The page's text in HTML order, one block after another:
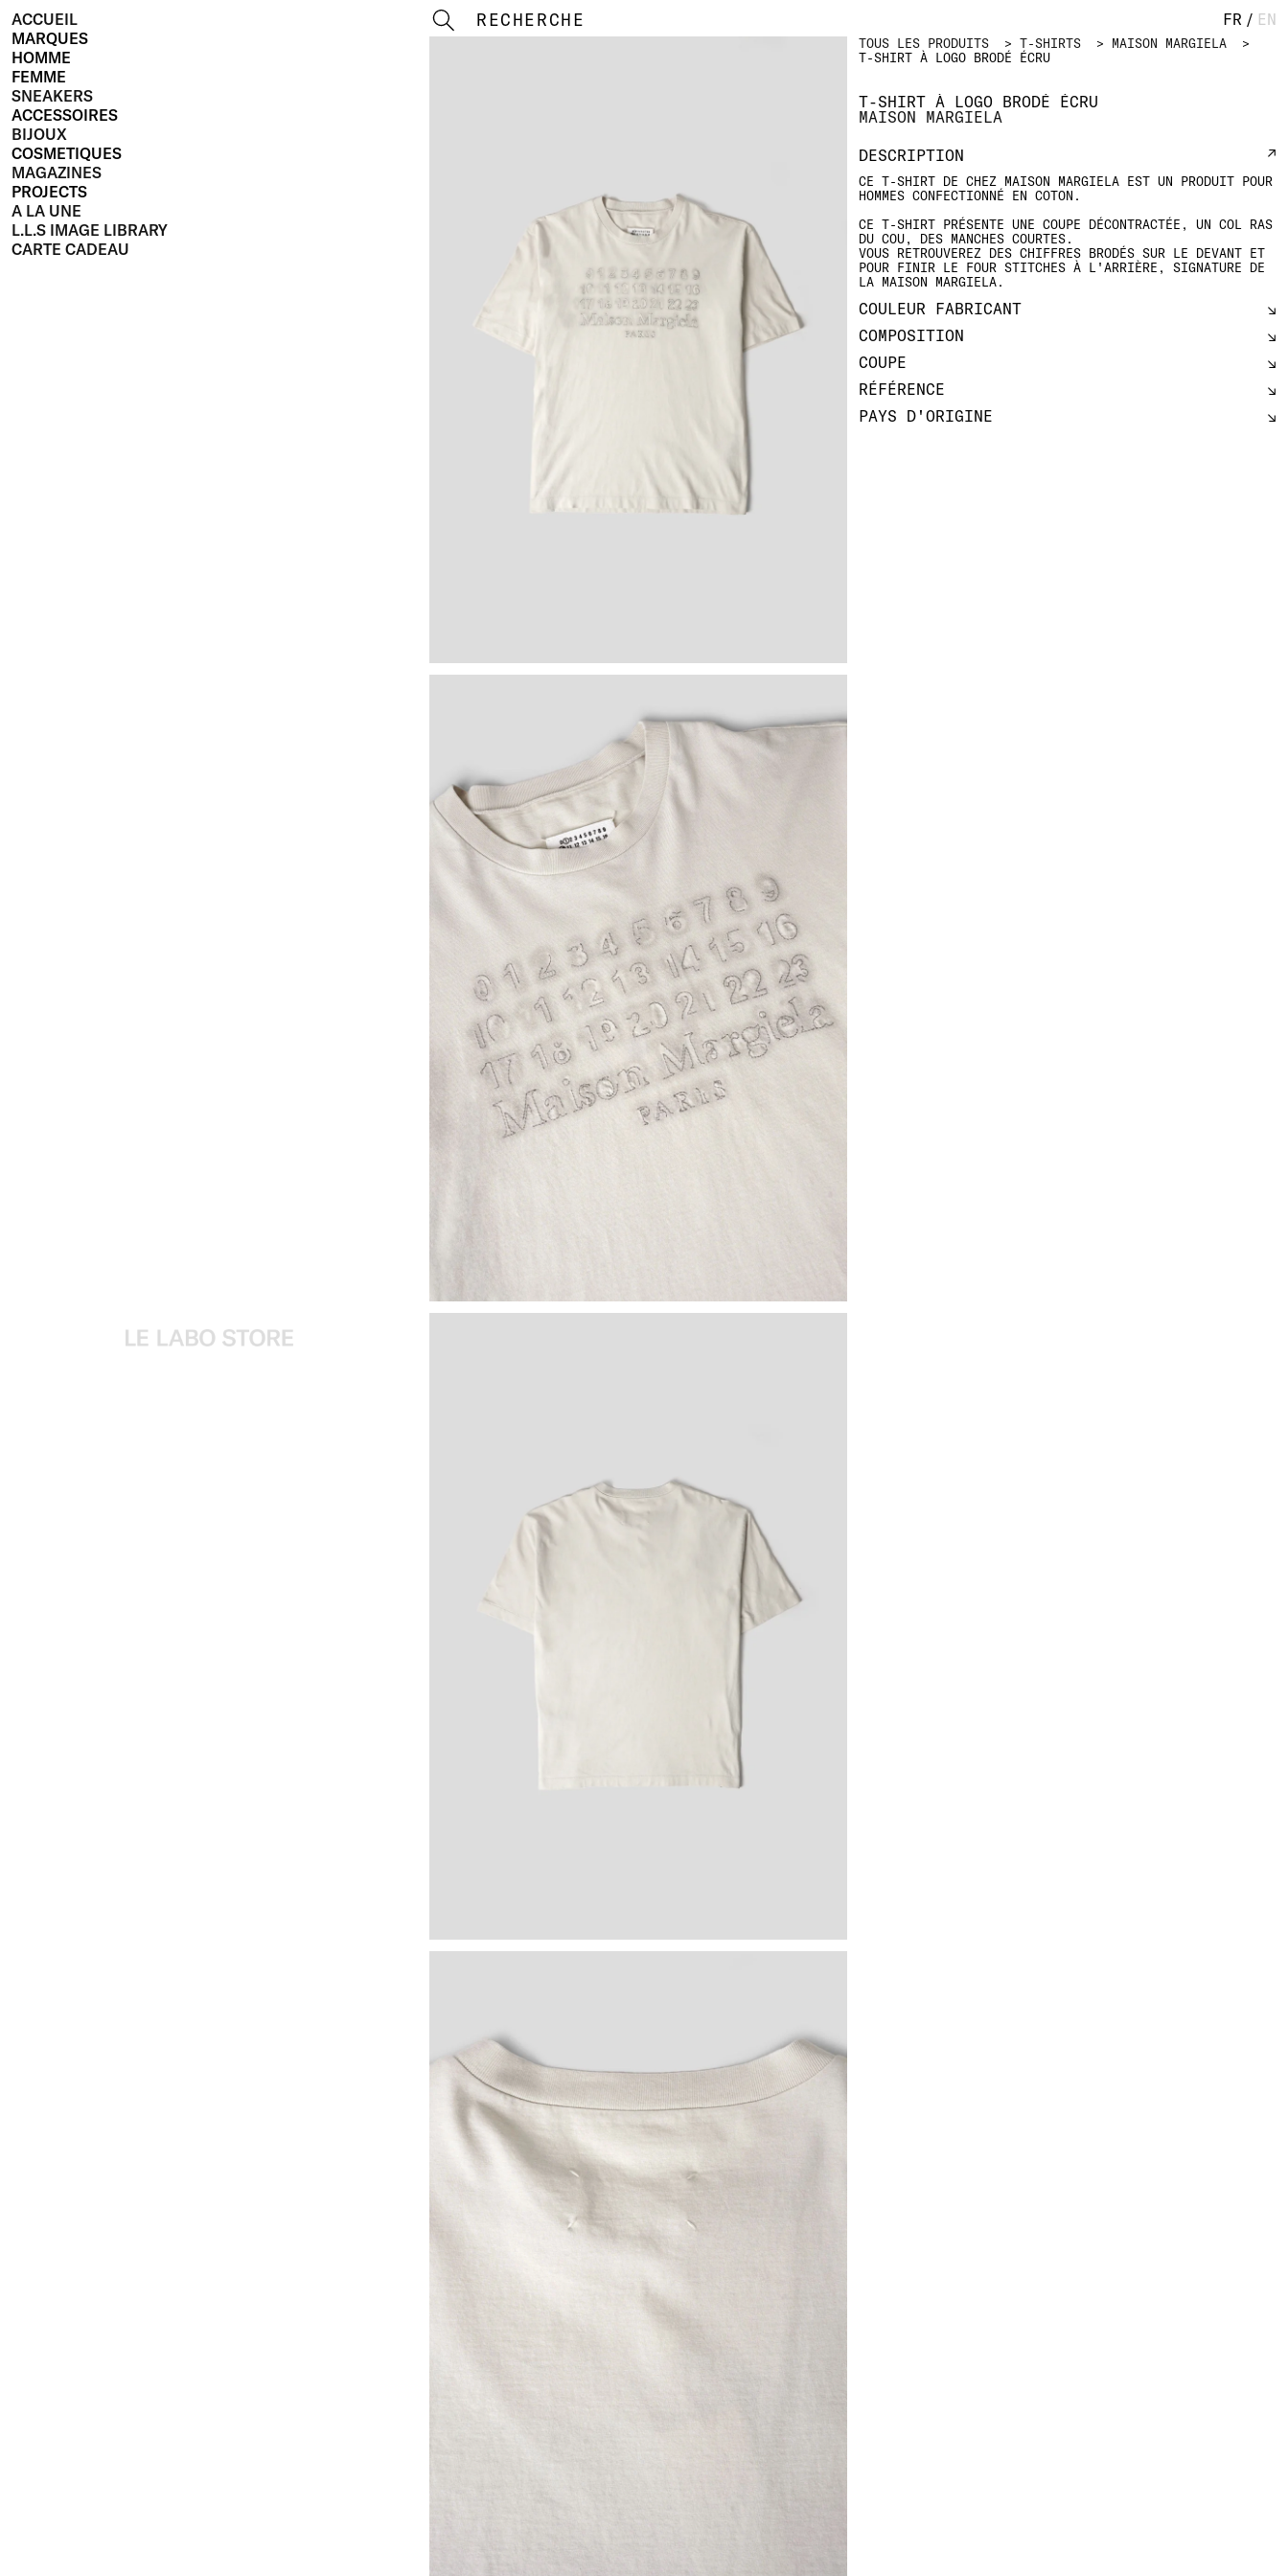
ACCUEIL
MARQUES
HOMME
FEMME
SNEAKERS
ACCESSOIRES
BIJOUX
COSMETIQUES
MAGAZINES
PROJECTS
A LA UNE
L.L.S IMAGE LIBRARY
CARTE CADEAU
RECHERCHE FR / EN
TOUS LES PRODUITS T-SHIRTS
MAISON MARGIELA
T-SHIRT À LOGO BRODÉ ÉCRU
T-SHIRT À LOGO BRODÉ ÉCRU
MAISON MARGIELA
DESCRIPTION
CE T-SHIRT DE CHEZ MAISON MARGIELA EST UN PRODUIT POUR
HOMMES CONFECTIONNÉ EN COTON.
CE T-SHIRT PRÉSENTE UNE COUPE DÉCONTRACTÉE, UN COL RAS
DU COU, DES MANCHES COURTES.
VOUS RETROUVEREZ DES CHIFFRES BRODÉS SUR LE DEVANT ET
POUR FINIR LE FOUR STITCHES À L'ARRIÈRE, SIGNATURE DE
LA MAISON MARGIELA.
COULEUR FABRICANT
COMPOSITION
COUPE
RÉFÉRENCE
PAYS D'ORIGINE